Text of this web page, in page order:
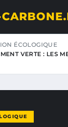
ÉCOLOGIQUE
VERTE : LES